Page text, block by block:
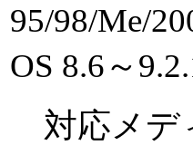
95/98/Me/
OS 8.6～
対応メデ